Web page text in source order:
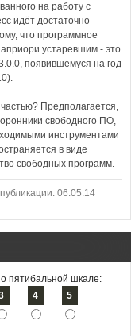
на работу с
идёт достаточно
что программное
устаревшим - это
появившемуся на год
Предполагается,
свободного ПО,
инструментами
в виде
свободных программ.
06.05.14
пятибальной шкале:
4 5